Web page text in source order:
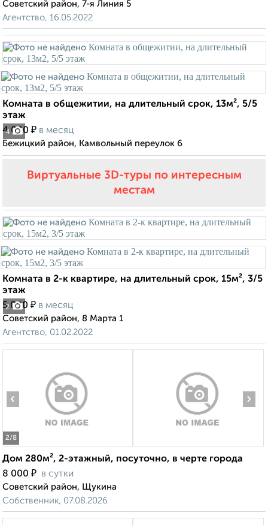
Советский район, 7-я Линия 5
Агентство, 16.05.2022
4
Комната в общежитии, на длительный срок, 13м², 5/5
этаж
4 000 ₽ в месяц
Бежицкий район, Камвольный переулок 6
Виртуальные 3D-туры по интересным
местам
2
Комната в 2-к квартире, на длительный срок, 15м², 3/5
этаж
5 000 ₽ в месяц
Советский район, 8 Марта 1
Агентство, 01.02.2022
2/8
‹ ›
Дом 280м², 2-этажный, посуточно, в черте города
8 000 ₽ в сутки
Советский район, Щукина
Собственник, 07.08.2026